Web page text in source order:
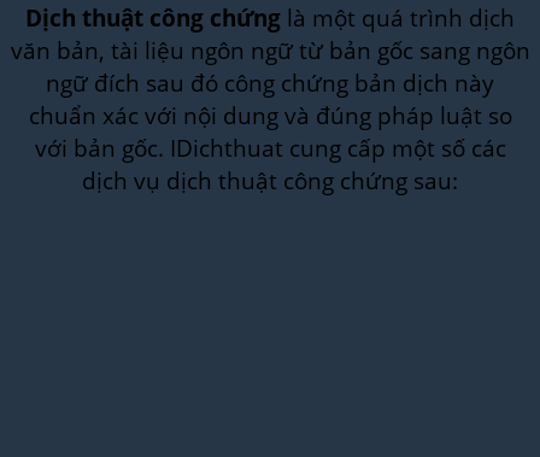
Dịch thuật công chứng là một quá trình dịch
văn bản, tài liệu ngôn ngữ từ bản gốc sang ngôn
ngữ đích sau đó công chứng bản dịch này
chuẩn xác với nội dung và đúng pháp luật so
với bản gốc. IDichthuat cung cấp một số các
dịch vụ dịch thuật công chứng sau: